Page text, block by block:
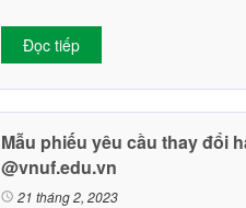
Đọc tiếp
Mẫu phiếu yêu cầu thay đổi
@vnuf.edu.vn
21 tháng 2, 2023